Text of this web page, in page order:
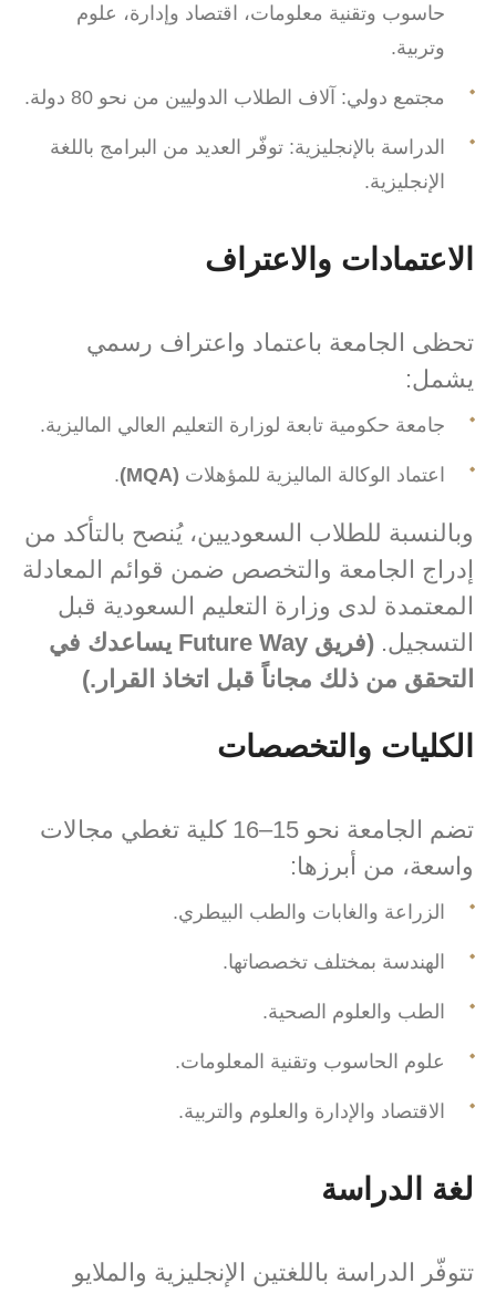
حاسوب وتقنية معلومات، اقتصاد وإدارة، علوم
وتربية.
مجتمع دولي: آلاف الطلاب الدوليين من نحو 80 دولة.
الدراسة بالإنجليزية: توفّر العديد من البرامج باللغة
الإنجليزية.
الاعتمادات والاعتراف
تحظى الجامعة باعتماد واعتراف رسمي
يشمل:
جامعة حكومية تابعة لوزارة التعليم العالي الماليزية.
اعتماد الوكالة الماليزية للمؤهلات (MQA)
.
وبالنسبة للطلاب السعوديين، يُنصح بالتأكد من
إدراج الجامعة والتخصص ضمن قوائم المعادلة
المعتمدة لدى وزارة التعليم السعودية قبل
التسجيل.
(فريق Future Way يساعدك في
التحقق من ذلك مجاناً قبل اتخاذ القرار.)
الكليات والتخصصات
تضم الجامعة نحو 15–16 كلية تغطي مجالات
واسعة، من أبرزها:
الزراعة والغابات والطب البيطري.
الهندسة بمختلف تخصصاتها.
الطب والعلوم الصحية.
علوم الحاسوب وتقنية المعلومات.
الاقتصاد والإدارة والعلوم والتربية.
لغة الدراسة
تتوفّر الدراسة باللغتين الإنجليزية والملايو